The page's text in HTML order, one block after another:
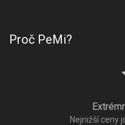
Proč PeMi?
Nejnižší ceny